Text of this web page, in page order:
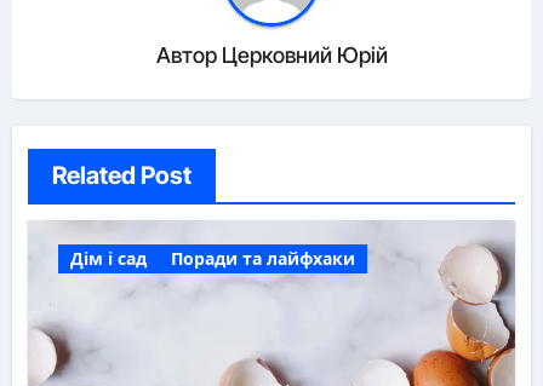
Автор Церковний Юрій
Related Post
Дім і сад Поради та лайфхаки